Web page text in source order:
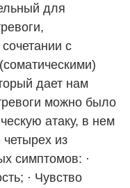
для
с
дает нам
можно было
атаку, в нем
из
симптомов: ·
· Чувство